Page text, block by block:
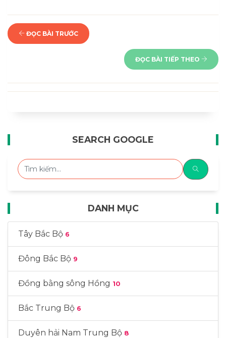
ĐỌC BÀI TRƯỚC
ĐỌC BÀI TIẾP THEO
SEARCH GOOGLE
DANH MỤC
Tây Bắc Bộ 6
Đông Bắc Bộ 9
Đồng bằng sông Hồng 10
Bắc Trung Bộ 6
Duyên hải Nam Trung Bộ 8